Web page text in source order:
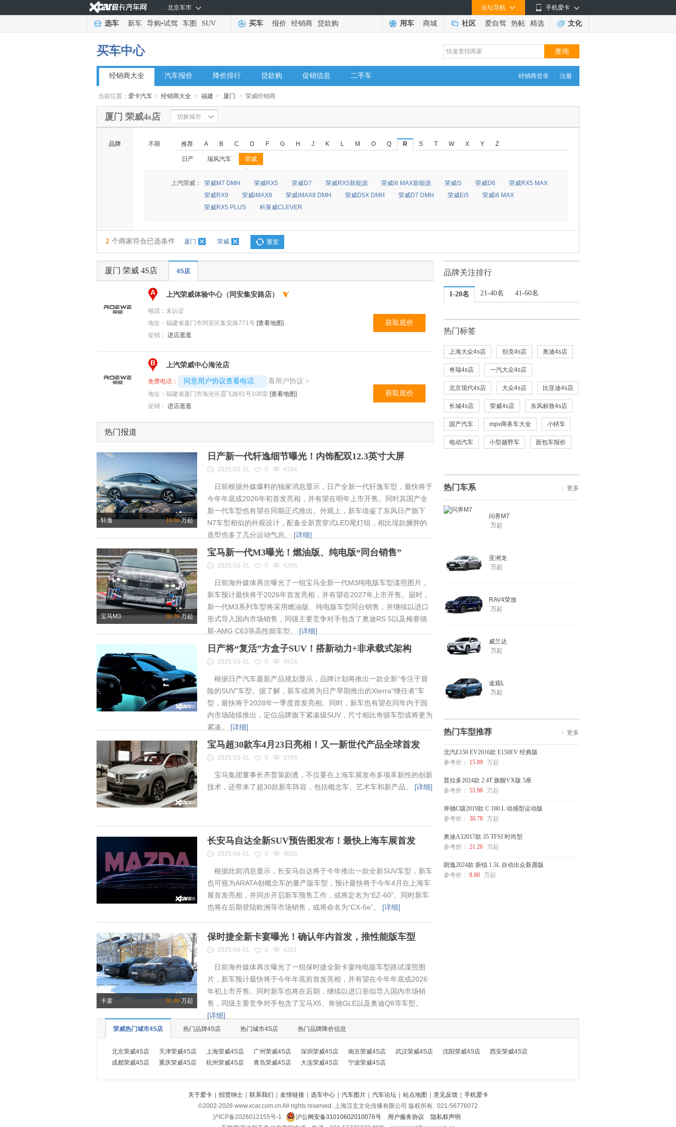
手机爱卡
论坛导航
北京车市
选车 新车 导购•试驾 车图 SUV 买车 报价 经销商 贷款购 用车 商城 社区 爱自驾 热帖 精选 文化
买车中心
经销商登录 注册
经销商大全 汽车报价 降价排行 贷款购 促销信息 二手车
当前位置： 爱卡汽车 > 经销商大全 > 福建 > 厦门 > 荣威经销商
厦门 荣威4s店 切换城市
品牌 不限 推荐 A B C D F G H J K L M O Q R S T W X Y Z
日产 瑞风汽车 荣威
◆
◆
上汽荣威： 荣威M7 DMH 荣威RX5 荣威D7 荣威RX5新能源 荣威i6 MAX新能源 荣威i5 荣威D6
荣威RX5 MAX
荣威RX9
荣威iMAX8 荣威iMAX8 DMH 荣威D5X DMH 荣威D7 DMH 荣威Ei5
荣威i6 MAX
荣威RX5 PLUS
科莱威CLEVER
2 个商家符合已选条件 厦门 荣威 重置
厦门 荣威 4S店 4S店
A 上汽荣威体验中心（同安集安路店）
电话： 未认证
地址： 福建省厦门市同安区集安路771号 [查看地图]
促销： 进店逛逛
获取底价
B 上汽荣威中心海沧店
免费电话： 同意用户协议查看电话
4008194313-6600 查看用户协议 >
地址： 福建省厦门市海沧区霞飞路81号108室 [查看地图]
促销： 进店逛逛
获取底价
热门报道
轩逸 10.86万起
日产新一代轩逸细节曝光！内饰配双12.3英寸大屏
2025-03-31 0 4784
日前根据外媒爆料的独家消息显示，日产全新一代轩逸车型，最快将于
今年年底或2026年初首发亮相，并有望在明年上市开售。同时其国产全
新一代车型也有望在同期正式推出。外观上，新车借鉴了东风日产旗下
N7车型相似的外观设计，配备全新贯穿式LED尾灯组，相比现款臃肿的
造型也多了几分运动气息。 [详细]
宝马M3 86.39万起
宝马新一代M3曝光！燃油版、纯电版“同台销售”
2025-03-31 0 4266
日前海外媒体再次曝光了一组宝马全新一代M3纯电版车型谍照图片，
新车预计最快将于2026年首发亮相，并有望在2027年上市开售。届时，
新一代M3系列车型将采用燃油版、纯电版车型同台销售，并继续以进口
形式导入国内市场销售，同级主要竞争对手包含了奥迪RS 5以及梅赛德
斯-AMG C63等高性能车型。 [详细]
日产将“复活”方盒子SUV！搭新动力+非承载式架构
2025-03-31 0 4924
根据日产汽车最新产品规划显示，品牌计划将推出一款全新“专注于冒
险的SUV”车型。据了解，新车或将为日产早期推出的Xterra“继任者”车
型，最快将于2028年一季度首发亮相。同时，新车也有望在同年内于国
内市场陆续推出，定位品牌旗下紧凑级SUV，尺寸相比奇骏车型或将更为
紧凑。 [详细]
宝马超30款车4月23日亮相！又一新世代产品全球首发
2025-03-31 0 3789
宝马集团董事长齐普策剧透，不仅要在上海车展发布多项革新性的创新
技术，还带来了超30款新车阵容，包括概念车、艺术车和新产品。 [详细]
长安马自达全新SUV预告图发布！最快上海车展首发
2025-04-01 0 4829
根据此前消息显示，长安马自达将于今年推出一款全新SUV车型，新车
也可视为ARATA创概念车的量产版车型，预计最快将于今年4月在上海车
展首发亮相，并同步开启新车预售工作，或将定名为“EZ-60”。同时新车
也将在后期登陆欧洲等市场销售，或将命名为“CX-6e”。 [详细]
卡宴 91.80万起
保时捷全新卡宴曝光！确认年内首发，推性能版车型
2025-04-01 0 4201
日前海外媒体再次曝光了一组保时捷全新卡宴纯电版车型路试谍照图
片，新车预计最快将于今年年底前首发亮相，并有望在今年年底或2026
年初上市开售。同时新车也将在后期，继续以进口形似导入国内市场销
售，同级主要竞争对手包含了宝马X5、奔驰GLE以及奥迪Q8等车型。
[详细]
品牌关注排行
1-20名 21-40名 41-60名
热门标签
上海大众4s店 别克4s店 奥迪4s店
奇瑞4s店 一汽大众4s店
北京现代4s店 大众4s店 比亚迪4s店
长城4s店 荣威4s店 东风标致4s店
国产汽车 mpv商务车大全 小轿车
电动汽车 小型越野车 面包车报价
热门车系 更多
问界M7
万起
亚洲龙
万起
RAV4荣放
万起
威兰达
万起
途观L
万起
热门车型推荐 更多
北汽E150 EV2016款 E150EV 经典版
参考价：
15.89 万起
普拉多2024款 2.4T 旗舰VX版 5座
参考价： 55.98 万起
奔驰C级2019款 C 180 L 动感型运动版
参考价： 30.78 万起
奥迪A32017款 35 TFSI 时尚型
参考价： 21.26 万起
朗逸2024款 新锐 1.5L 自动出众新愿版
参考价： 8.80 万起
荣威热门城市4S店 热门品牌4S店 热门城市4S店 热门品牌降价信息
北京荣威4S店 天津荣威4S店 上海荣威4S店 广州荣威4S店 深圳荣威4S店 南京荣威4S店 武汉荣威4S店 沈阳荣威4S店
西安荣威4S店
成都荣威4S店
重庆荣威4S店 杭州荣威4S店 青岛荣威4S店 大连荣威4S店 宁波荣威4S店
关于爱卡 | 招贤纳士 | 联系我们 | 友情链接 | 选车中心 | 汽车图片 | 汽车论坛 | 站点地图 | 意见反馈 | 手机爱卡
©2002-2026 www.xcar.com.cn All rights reserved. 上海汉玄文化传播有限公司 版权所有. 021-56776072
沪ICP备2026012155号-1
沪公网安备31010602010076号 用户服务协议
隐私权声明